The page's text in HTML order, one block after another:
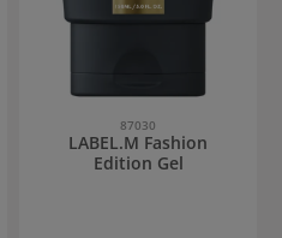
87030
LABEL.M Fashion
Edition Gel